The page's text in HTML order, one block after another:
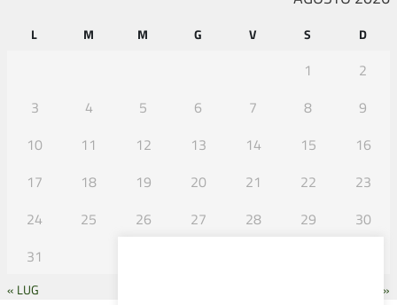
L M M G V S D
1
2
3
4 5 6 7 8
9
10
11 12 13 14 15
16
17
18 19 20 21 22
23
24
25 26 27 28 29
30
31
« LUG SET »